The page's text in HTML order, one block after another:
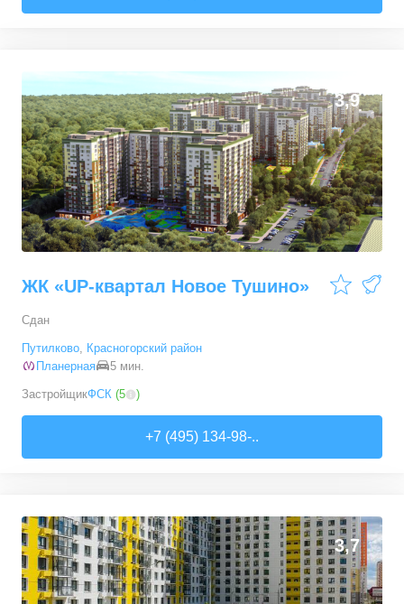
31,78 – 47,51м²
2-комн. кв. от14 155 740 ₽
49,6–59,56м² 30 предложений
3-комн. кв. от20 609 400 ₽
69,32–82,73м² 20 предложений
3,9
ЖК «UP-квартал Новое Тушино»
Сдан
Путилково, Красногорский район
Планерная
5 мин.
ЗастройщикФСК (5 )
+7 (495) 134-98-..
3,7